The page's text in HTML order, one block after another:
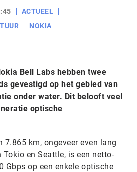
ACTUEEL
NOKIA
Bell Labs hebben twee
gevestigd op het gebied van
onder water. Dit belooft veel
optische
7.865 km, ongeveer even lang
en Seattle, is een netto-
Gbps op een enkele optische